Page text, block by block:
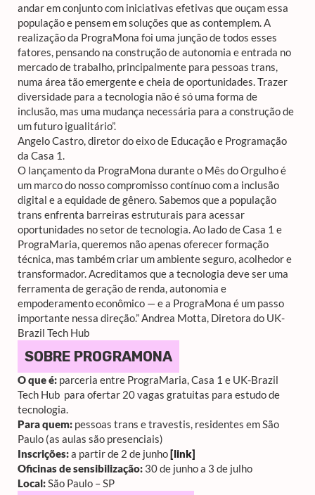
andar em conjunto com iniciativas efetivas que ouçam essa
população e pensem em soluções que as contemplem. A
realização da PrograMona foi uma junção de todos esses
fatores, pensando na construção de autonomia e entrada no
mercado de trabalho, principalmente para pessoas trans,
numa área tão emergente e cheia de oportunidades. Trazer
diversidade para a tecnologia não é só uma forma de
inclusão, mas uma mudança necessária para a construção de
um futuro igualitário”.
Angelo Castro, diretor do eixo de Educação e Programação
da Casa 1.
O lançamento da PrograMona durante o Mês do Orgulho é
um marco do nosso compromisso contínuo com a inclusão
digital e a equidade de gênero. Sabemos que a população
trans enfrenta barreiras estruturais para acessar
oportunidades no setor de tecnologia. Ao lado de Casa 1 e
PrograMaria, queremos não apenas oferecer formação
técnica, mas também criar um ambiente seguro, acolhedor e
transformador. Acreditamos que a tecnologia deve ser uma
ferramenta de geração de renda, autonomia e
empoderamento econômico — e a PrograMona é um passo
importante nessa direção.”Andrea Motta, Diretora do UK-
Brazil Tech Hub
SOBRE PROGRAMONA
O que é: parceria entre PrograMaria, Casa 1 e UK-Brazil
Tech Hub para ofertar 20 vagas gratuitas para estudo de
tecnologia.
Para quem: pessoas trans e travestis, residentes em São
Paulo (as aulas são presenciais)
Inscrições:a partir de 2 de junho[link]
Oficinas de sensibilização: 30 de junho a 3 de julho
Local:São Paulo – SP